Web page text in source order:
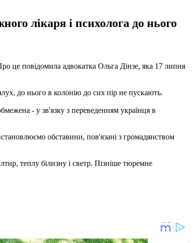
лікаря і психолога до нього
це повідомила адвокатка Ольга Дінзе, яка 17 липня
до нього в колонію до сих пір не пускають.
- у зв'язку з переведенням українця в
обставини, пов'язані з громадянством
теплу білизну і светр. Пізніше тюремне